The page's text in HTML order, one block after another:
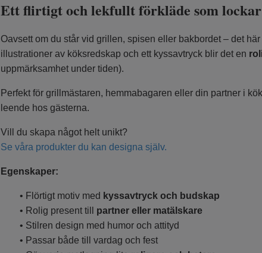
Ett flirtigt och lekfullt förkläde som
Oavsett om du står vid grillen, spisen eller bakbordet – det
illustrationer av köksredskap och ett kyssavtryck blir det en
uppmärksamhet under tiden).
Perfekt för grillmästaren, hemmabagaren eller din partner i
leende hos gästerna.
Vill du skapa något helt unikt?
Se våra produkter du kan designa själv.
Egenskaper:
• Flörtigt motiv med kyssavtryck och budskap
• Rolig present till partner eller matälskare
• Stilren design med humor och attityd
• Passar både till vardag och fest